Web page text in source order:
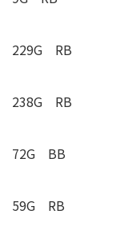
229G RB
238G RB
72G BB
59G RB